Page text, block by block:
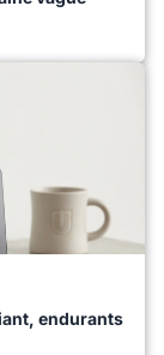
endurants